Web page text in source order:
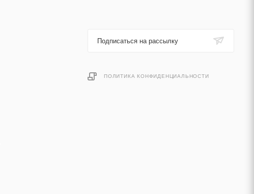
Подписаться на рассылку
ПОЛИТИКА КОНФИДЕНЦИАЛЬНОСТИ